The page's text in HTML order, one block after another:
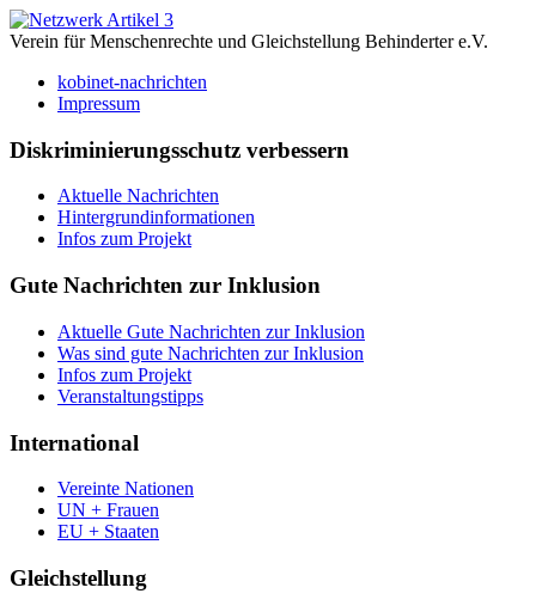
Verein für Menschenrechte und Gleichstellung Behinderter e.V.
kobinet-nachrichten
Impressum
Diskriminierungsschutz verbessern
Aktuelle Nachrichten
Hintergrundinformationen
Infos zum Projekt
Gute Nachrichten zur Inklusion
Aktuelle Gute Nachrichten zur Inklusion
Was sind gute Nachrichten zur Inklusion
Infos zum Projekt
Veranstaltungstipps
International
Vereinte Nationen
UN + Frauen
EU + Staaten
Gleichstellung